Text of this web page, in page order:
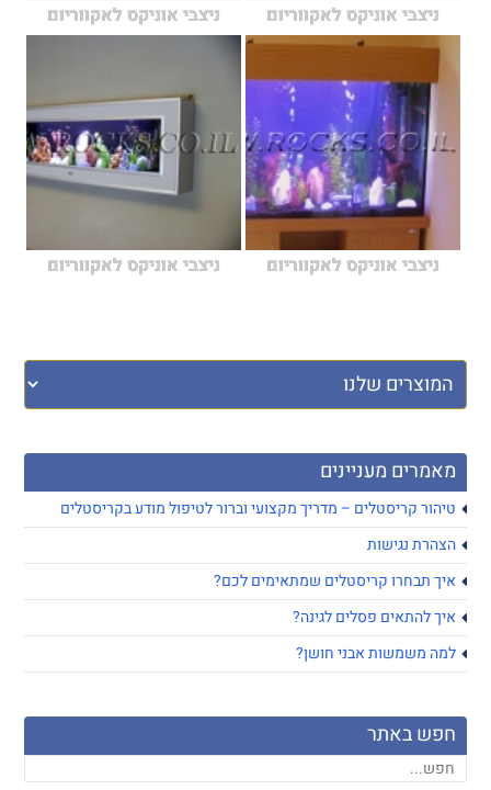
מאמרים מעניינים
טיהור קריסטלים – מדריך מקצועי וברור לטיפול מודע בקריסטלים
הצהרת נגישות
איך תבחרו קריסטלים שמתאימים לכם?
איך להתאים פסלים לגינה?
למה משמשות אבני חושן?
חפש באתר
ניצבי אוניקס לאקווריום ניצבי אוניקס לאקווריום
ניצבי אוניקס לאקווריום ניצבי אוניקס לאקווריום